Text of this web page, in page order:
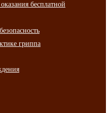
бесплатной
гриппа